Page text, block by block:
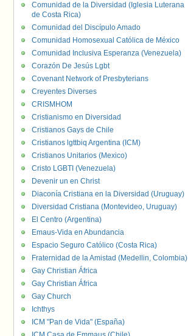
Comunidad de la Diversidad (Iglesia Luterana
de Costa Rica)
Comunidad del Discípulo Amado
Comunidad Homosexual Católica de México
Comunidad Inclusiva Esperanza (Venezuela)
Corazón De Jesús Lgbt
Covenant Network of Presbyterians
Creyentes Diverses
CRISMHOM
Cristianismo en Diversidad
Cristianos Gays de Chile
Cristianos lgttbiq Argentina (ICM)
Cristianos Unitarios (Mexico)
Cristo LGBTI (Venezuela)
Devenir un en Christ
Diaconía Cristiana en la Diversidad (Uruguay)
Diversidad Cristiana (Montevideo, Uruguay)
El Centro (Argentina)
Emaus-Vida en Abundancia
Espacio Seguro Católico (Costa Rica)
Fraternidad de la Amistad (Medellin, Colombia)
Gay Christian África
Gay Christian África
Gay Church
Ichthys
ICM "Pan de Vida" (España)